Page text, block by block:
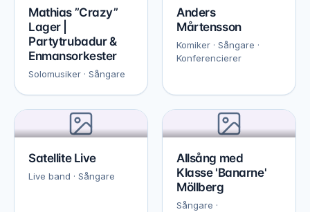
Mathias ”Crazy”
Lager |
Partytrubadur &
Enmansorkester
Solomusiker · Sångare
Anders
Mårtensson
Komiker · Sångare ·
Konferencierer
Satellite Live
Live band · Sångare
Allsång med
Klasse 'Banarne'
Möllberg
Sångare ·